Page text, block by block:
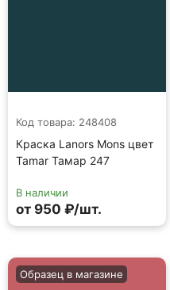
Код товара: 248408
Краска Lanors Mons цвет
Tamar Тамар 247
В наличии
от 950 ₽/шт.
Образец в магазине